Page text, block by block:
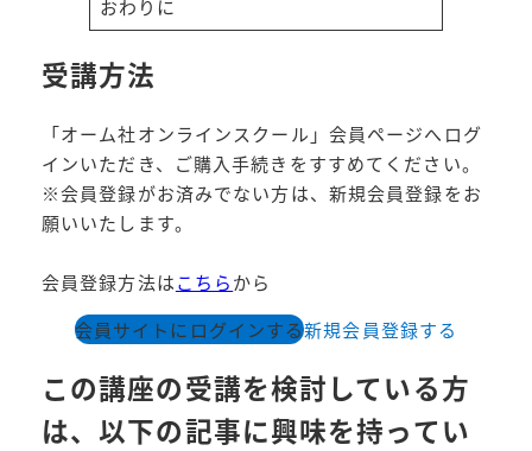
おわりに
受講方法
「オーム社オンラインスクール」会員ページへログ
インいただき、ご購入手続きをすすめてください。
※会員登録がお済みでない方は、新規会員登録をお
願いいたします。
会員登録方法はこちらから
会員サイトにログインする新規会員登録する
この講座の受講を検討している方
は、以下の記事に興味を持ってい